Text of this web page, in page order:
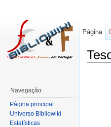
Página
Navegação
Página principal
Universo Bibliowiki
Estatísticas